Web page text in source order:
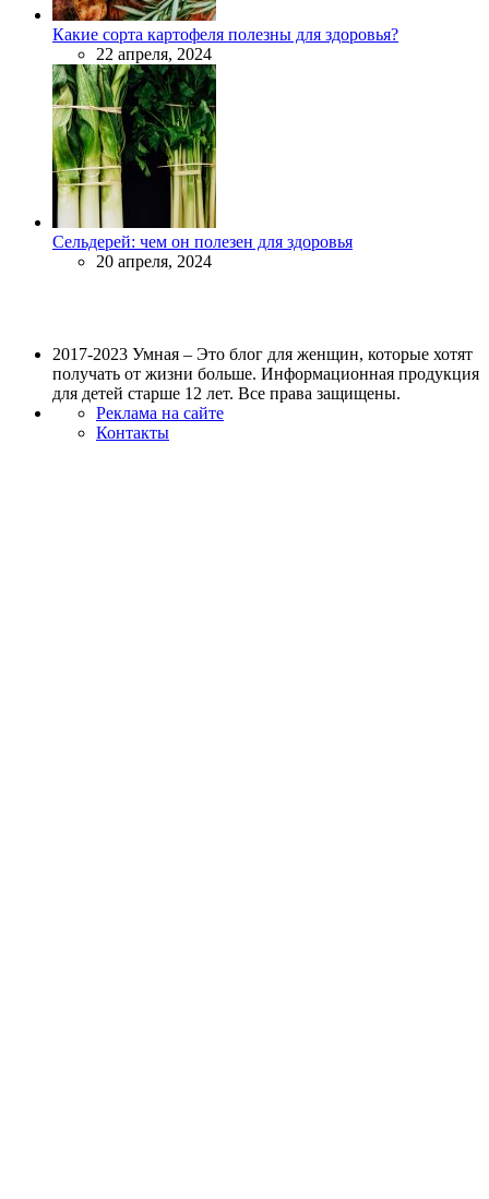
Какие сорта картофеля полезны для здоровья?
22 апреля, 2024
Сельдерей: чем он полезен для здоровья
20 апреля, 2024
2017-2023 Умная – Это блог для женщин, которые хотят
получать от жизни больше. Информационная продукция
для детей старше 12 лет. Все права защищены.
Реклама на сайте
Контакты